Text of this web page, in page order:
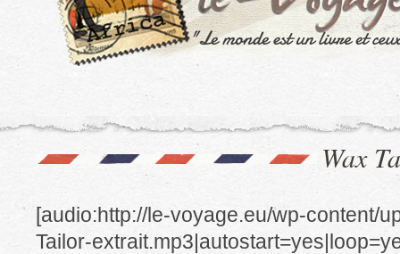
Wax
[audio:http://le-voyage.eu/wp-content/
Tailor-